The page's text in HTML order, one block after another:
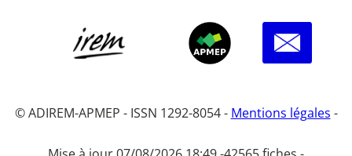
© ADIREM-APMEP - ISSN 1292-8054 - Mentions légales -